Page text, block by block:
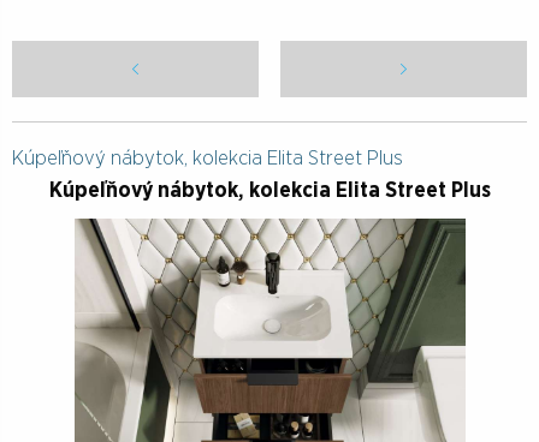
Kúpeľňový nábytok, kolekcia Elita Street Plus
Kúpeľňový nábytok, kolekcia Elita Street Plus